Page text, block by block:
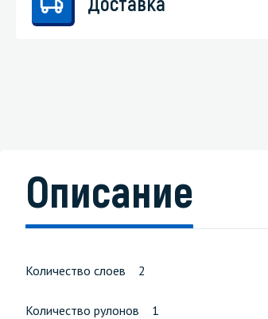
Описание
Количество слоев 2
Количество рулонов 1